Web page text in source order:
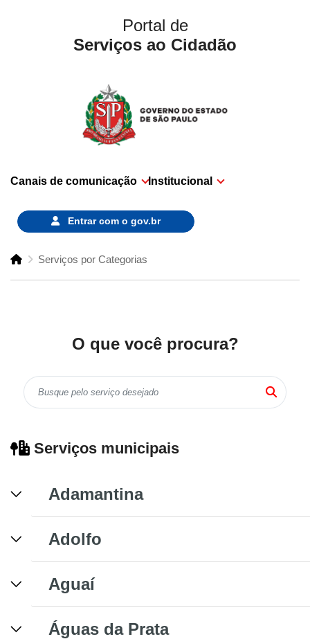
Portal de
Serviços ao Cidadão
Canais de comunicação Institucional
Entrar com o gov.br
Serviços por Categorias
O que você procura?
Serviços municipais
Adamantina
Adolfo
Aguaí
Águas da Prata